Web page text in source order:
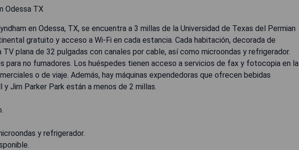
en Odessa, TX, se encuentra a 3 millas de la Universidad de Texas del Permian
gratuito y acceso a Wi-Fi en cada estancia. Cada habitación, decorada de
TV plana de 32 pulgadas con canales por cable, así como microondas y refrigerador.
para no fumadores. Los huéspedes tienen acceso a servicios de fax y fotocopia en la
o de viaje. Además, hay máquinas expendedoras que ofrecen bebidas
Jim Parker Park están a menos de 2 millas.
y refrigerador.